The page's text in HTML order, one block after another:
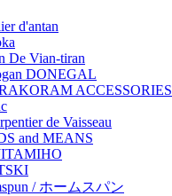
d'antan
De Vian-tiran
DONEGAL
ACCESSORIES
de Vaisseau
and MEANS
/ ホームスパン